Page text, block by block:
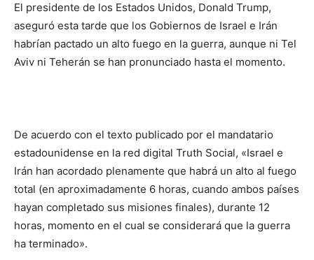
El presidente de los Estados Unidos, Donald Trump,
aseguró esta tarde que los Gobiernos de Israel e Irán
habrían pactado un alto fuego en la guerra, aunque ni Tel
Aviv ni Teherán se han pronunciado hasta el momento.
De acuerdo con el texto publicado por el mandatario
estadounidense en la red digital Truth Social, «Israel e
Irán han acordado plenamente que habrá un alto al fuego
total (en aproximadamente 6 horas, cuando ambos países
hayan completado sus misiones finales), durante 12
horas, momento en el cual se considerará que la guerra
ha terminado».